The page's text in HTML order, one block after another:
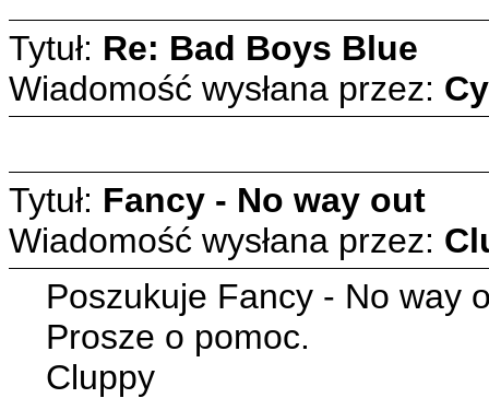
Tytuł: Re: Bad Boys Blue
Wiadomość wysłana przez:
Tytuł: Fancy - No way out
Wiadomość wysłana przez:
Poszukuje Fancy - No way
Prosze o pomoc.
Cluppy